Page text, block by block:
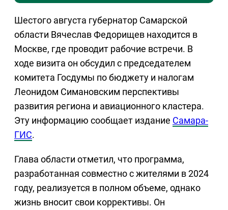
Шестого августа губернатор Самарской
области Вячеслав Федорищев находится в
Москве, где проводит рабочие встречи. В
ходе визита он обсудил с председателем
комитета Госдумы по бюджету и налогам
Леонидом Симановским перспективы
развития региона и авиационного кластера.
Эту информацию сообщает издание Самара-
ГИС.
Глава области отметил, что программа,
разработанная совместно с жителями в 2024
году, реализуется в полном объеме, однако
жизнь вносит свои коррективы. Он